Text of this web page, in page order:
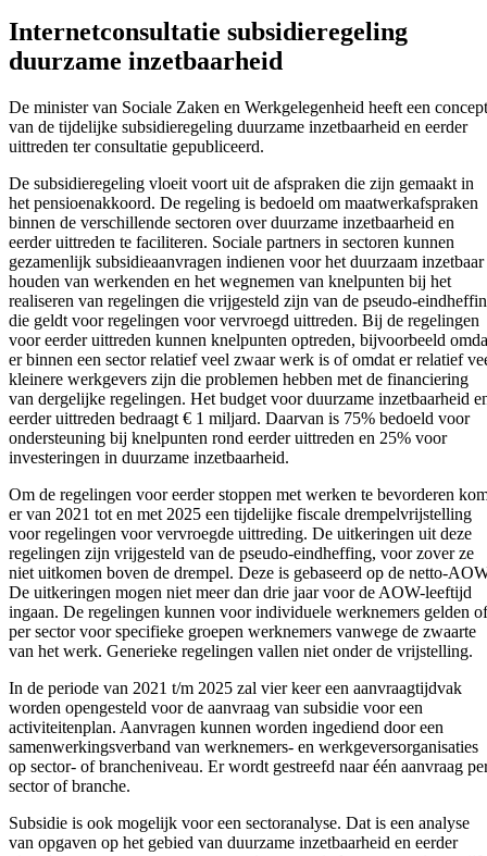
Internetconsultatie subsidieregeling
duurzame inzetbaarheid
De minister van Sociale Zaken en Werkgelegenheid heeft een concept
van de tijdelijke subsidieregeling duurzame inzetbaarheid en eerder
uittreden ter consultatie gepubliceerd.
De subsidieregeling vloeit voort uit de afspraken die zijn gemaakt in
het pensioenakkoord. De regeling is bedoeld om maatwerkafspraken
binnen de verschillende sectoren over duurzame inzetbaarheid en
eerder uittreden te faciliteren. Sociale partners in sectoren kunnen
gezamenlijk subsidieaanvragen indienen voor het duurzaam inzetbaar
houden van werkenden en het wegnemen van knelpunten bij het
realiseren van regelingen die vrijgesteld zijn van de pseudo-
die geldt voor regelingen voor vervroegd uittreden. Bij de regelingen
voor eerder uittreden kunnen knelpunten optreden, bijvoorbeeld
er binnen een sector relatief veel zwaar werk is of omdat er relatief
kleinere werkgevers zijn die problemen hebben met de financiering
van dergelijke regelingen. Het budget voor duurzame inzetbaarheid
eerder uittreden bedraagt € 1 miljard. Daarvan is 75% bedoeld voor
ondersteuning bij knelpunten rond eerder uittreden en 25% voor
investeringen in duurzame inzetbaarheid.
Om de regelingen voor eerder stoppen met werken te bevorderen
er van 2021 tot en met 2025 een tijdelijke fiscale drempelvrijstelling
voor regelingen voor vervroegde uittreding. De uitkeringen uit deze
regelingen zijn vrijgesteld van de pseudo-eindheffing, voor zover ze
niet uitkomen boven de drempel. Deze is gebaseerd op de netto-
De uitkeringen mogen niet meer dan drie jaar voor de AOW-leeftijd
ingaan. De regelingen kunnen voor individuele werknemers gelden of
per sector voor specifieke groepen werknemers vanwege de zwaarte
van het werk. Generieke regelingen vallen niet onder de vrijstelling.
In de periode van 2021 t/m 2025 zal vier keer een aanvraagtijdvak
worden opengesteld voor de aanvraag van subsidie voor een
activiteitenplan. Aanvragen kunnen worden ingediend door een
samenwerkingsverband van werknemers- en werkgeversorganisaties
op sector- of brancheniveau. Er wordt gestreefd naar één aanvraag
sector of branche.
Subsidie is ook mogelijk voor een sectoranalyse. Dat is een analyse
van opgaven op het gebied van duurzame inzetbaarheid en eerder